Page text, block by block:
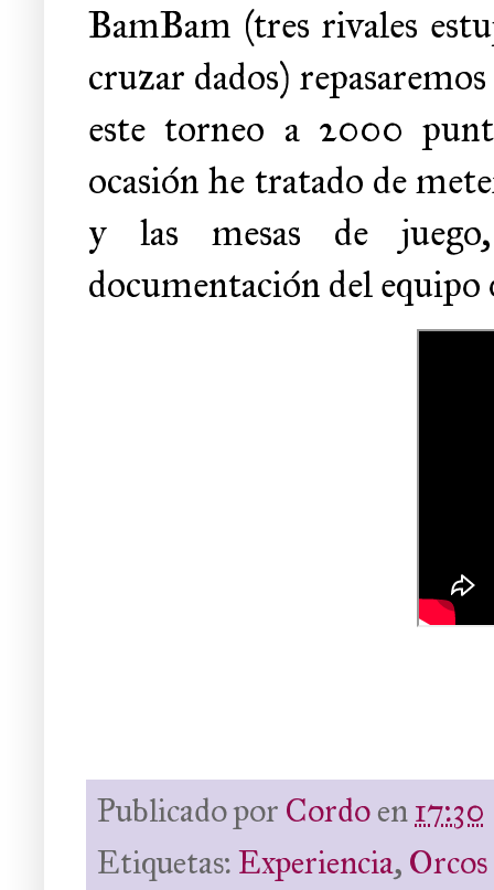
BamBam (tres rivales
cruzar dados)
este torneo a 2000
ocasión he tratado de
y las mesas de
documentación del equipo
Publicado por Cordoen17:30
Etiquetas:Experiencia,